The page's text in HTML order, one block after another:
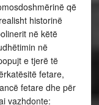
që
historinë
në këtë
në
e tjerë të
fetare,
fetare dhe për
vazhdonte: